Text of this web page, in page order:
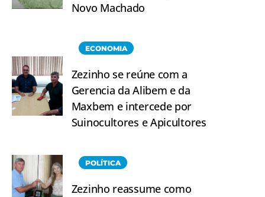
Novo Machado
ECONOMIA
Zezinho se reúne com a
Gerencia da Alibem e da
Maxbem e intercede por
Suinocultores e Apicultores
POLÍTICA
Zezinho reassume como